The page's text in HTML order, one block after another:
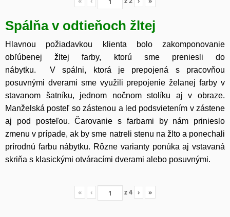
Spálňa v odtieňoch žltej
Hlavnou požiadavkou klienta bolo zakomponovanie
obľúbenej žltej farby, ktorú sme preniesli do
nábytku. V spálni, ktorá je prepojená s pracovňou
posuvnými dverami sme využili prepojenie želanej farby v
stavanom šatníku, jednom nočnom stolíku aj v obraze.
Manželská posteľ so zástenou a led podsvietením v zástene
aj pod posteľou. Čarovanie s farbami by nám prinieslo
zmenu v prípade, ak by sme natreli stenu na žlto a ponechali
prírodnú farbu nábytku. Rôzne varianty ponúka aj vstavaná
skriňa s klasickými otváracími dverami alebo posuvnými.
« ‹ z4 › »